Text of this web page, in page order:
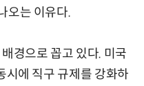
오는 이유다.
경으로 꼽고 있다. 미국
시에 직구 규제를 강화하